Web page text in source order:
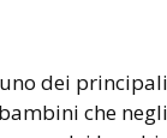
dei
che